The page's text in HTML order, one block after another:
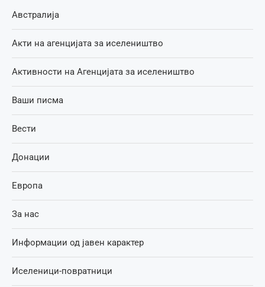
Австралија
Акти на агенцијата за иселеништво
Активности на Агенцијата за иселеништво
Ваши писма
Вести
Донации
Европа
За нас
Информации од јавен карактер
Иселеници-повратници